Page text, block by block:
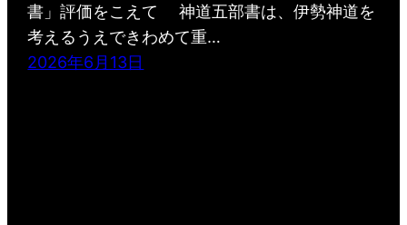
書」評価をこえて 神道五部書は、伊勢神道を
考えるうえできわめて重…
2026年6月13日